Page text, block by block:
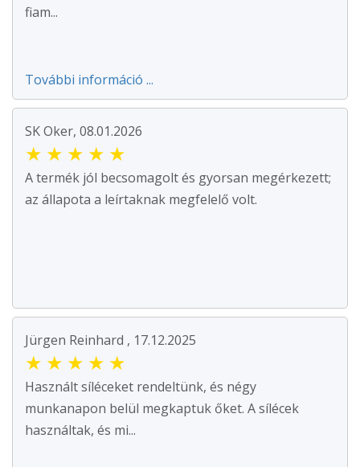
fiam...
További információ ...
SK Oker, 08.01.2026
★ ★ ★ ★ ★
A termék jól becsomagolt és gyorsan megérkezett;
az állapota a leírtaknak megfelelő volt.
Jürgen Reinhard , 17.12.2025
★ ★ ★ ★ ★
Használt síléceket rendeltünk, és négy
munkanapon belül megkaptuk őket. A sílécek
használtak, és mi...